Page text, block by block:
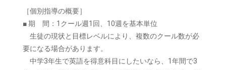
［個別指導の概要］
■ 期 間：1クール週1回、10週を基本単位
生徒の現状と目標レベルにより、複数のクール数が必
要になる場合があります。
中学3年生で英語を得意科目にしたいなら、1年間で3